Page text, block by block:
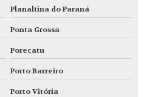
Planaltina do Paraná
Ponta Grossa
Porecatu
Porto Barreiro
Porto Vitória